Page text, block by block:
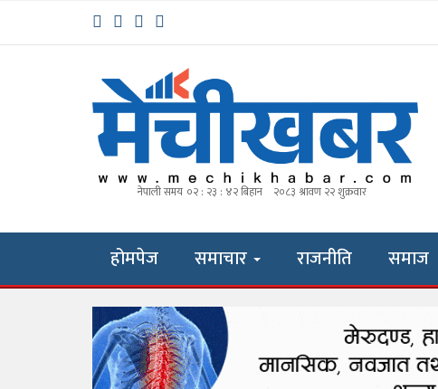
होमपेज समाचार राजनीति समाज